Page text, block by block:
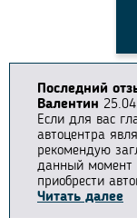
Последний
Валентин
Если для вас
автоцентра
рекомендую
данный момент
приобрести
Читать далее